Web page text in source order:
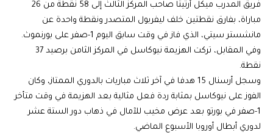
فريق المدرب ميكل أرتيتا صاحب المركز الثالث إلى 58 نقطة من 26
مباراة، بفارق نقطتين خلف ليفربول المتصدر ونقطة واحدة عن
مانشستر سيتي، الذي فاز في وقت سابق اليوم 1-صفر على بورنموث.
وفي المقابل، تركت الهزيمة نيوكاسل في المركز الثامن برصيد 37
نقطة.
وسجل أرسنال 15 هدفا في آخر ثلاث مباريات بالدوري الممتاز، وكان
الفوز على نيوكاسل بمثابة ردة فعل مثالية بعد الهزيمة في وقت متأخر
1-صفر في بورتو بعد عرض مخيب للآمال في ذهاب دور الستة عشر
لدوري أبطال أوروبا الأسبوع الماضي.